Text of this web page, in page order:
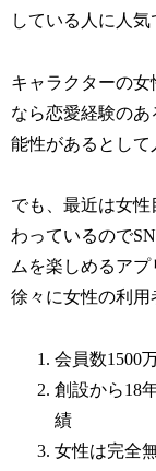
している人に人気
キャラクターの
なら恋愛経験の
能性があるとして
でも、最近は女
わっているので
ムを楽しめるアプ
徐々に女性の利用
会員数1500
創設から18
績
女性は完全